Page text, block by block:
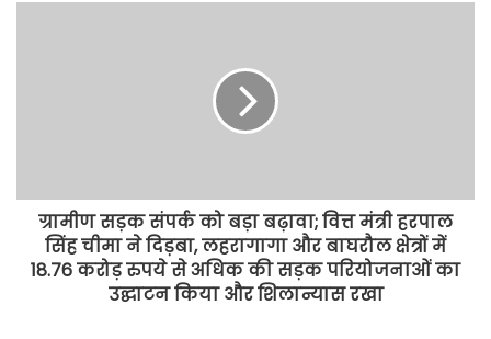
ग्रामीण सड़क संपर्क को बड़ा बढ़ावा; वित्त मंत्री हरपाल
सिंह चीमा ने दिड़बा, लहरागागा और बाघरौल क्षेत्रों में
18.76 करोड़ रुपये से अधिक की सड़क परियोजनाओं का
उद्घाटन किया और शिलान्यास रखा